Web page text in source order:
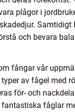
plågor i
och bevara
fångar vår
av fågel med
för- och
fåglar